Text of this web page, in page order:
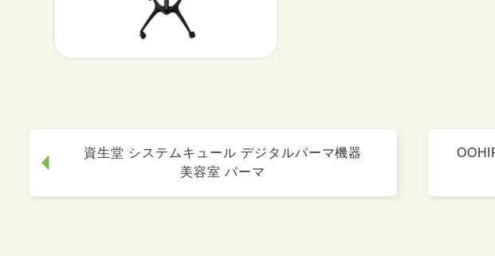
資生堂 システムキュール デジタルパーマ機器
美容室 パーマ